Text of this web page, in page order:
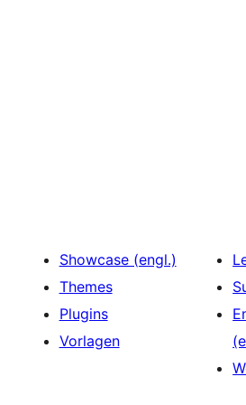
Showcase (engl.)
Themes
Plugins
Vorlagen